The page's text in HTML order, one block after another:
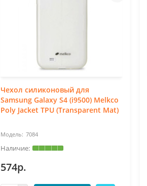
Чехол силиконовый для
Samsung Galaxy S4 (i9500) Melkco
Poly Jacket TPU (Transparent Mat)
7084
574р.